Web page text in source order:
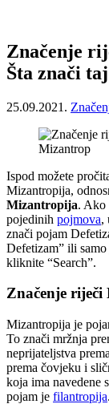
Značenje
Šta znači
25.09.2021.
Mizantrop
Ispod možete
Mizantropija,
Mizantropija. Ako
pojedinih pojmova,
znači pojam
Defetizam” ili
kliknite “Search”.
Značenje
Mizantropija je
To znači mržnja
neprijateljstva
prema čovjeku i
koja ima navedene
pojam je filantropija.